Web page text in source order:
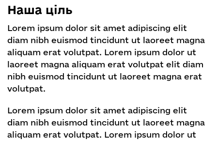
Наша ціль
Lorem ipsum dolor sit amet adipiscing elit
diam nibh euismod tincidunt ut laoreet magna
aliquam erat volutpat. Lorem ipsum dolor ut
laoreet magna aliquam erat volutpat elit diam
nibh euismod tincidunt ut laoreet magna erat
volutpat.
Lorem ipsum dolor sit amet adipiscing elit
diam nibh euismod tincidunt ut laoreet magna
aliquam erat volutpat. Lorem ipsum dolor ut